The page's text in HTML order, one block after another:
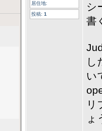
居住地:
投稿: 1
シ
書
し
い
リ
ょ